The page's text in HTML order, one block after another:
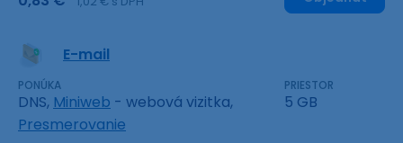
E-mail
PONÚKA
DNS, Miniweb - webová vizitka,
Presmerovanie
PRIESTOR
5 GB